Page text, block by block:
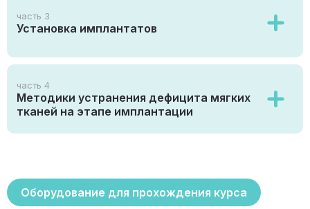
часть 3
Установка имплантатов
часть 4
Методики устранения дефицита мягких
тканей на этапе имплантации
Оборудование для прохождения курса